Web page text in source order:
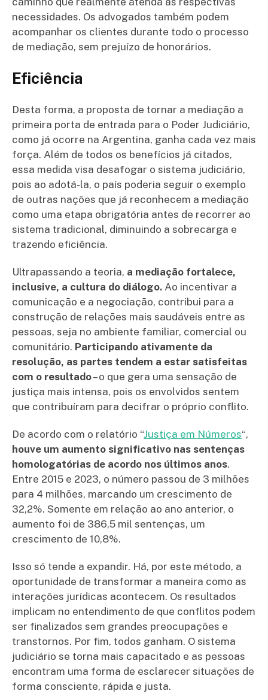
necessidades. Os advogados também podem
acompanhar os clientes durante todo o processo
de mediação, sem prejuízo de honorários.
Eficiência
Desta forma, a proposta de tornar a mediação a
primeira porta de entrada para o Poder Judiciário,
como já ocorre na Argentina, ganha cada vez mais
força. Além de todos os benefícios já citados,
essa medida visa desafogar o sistema judiciário,
pois ao adotá-la, o país poderia seguir o exemplo
de outras nações que já reconhecem a mediação
como uma etapa obrigatória antes de recorrer ao
sistema tradicional, diminuindo a sobrecarga e
trazendo eficiência.
Ultrapassando a teoria, a mediação fortalece,
inclusive, a cultura do diálogo. Ao incentivar a
comunicação e a negociação, contribui para a
construção de relações mais saudáveis entre as
pessoas, seja no ambiente familiar, comercial ou
comunitário. Participando ativamente da
resolução, as partes tendem a estar satisfeitas
com o resultado– o que gera uma sensação de
justiça mais intensa, pois os envolvidos sentem
que contribuíram para decifrar o próprio conflito.
De acordo com o relatório “Justiça em Números“,
houve um aumento significativo nas sentenças
homologatórias de acordo nos últimos anos.
Entre 2015 e 2023, o número passou de 3 milhões
para 4 milhões, marcando um crescimento de
32,2%. Somente em relação ao ano anterior, o
aumento foi de 386,5 mil sentenças, um
crescimento de 10,8%.
Isso só tende a expandir. Há, por este método, a
oportunidade de transformar a maneira como as
interações jurídicas acontecem. Os resultados
implicam no entendimento de que conflitos podem
ser finalizados sem grandes preocupações e
transtornos. Por fim, todos ganham. O sistema
judiciário se torna mais capacitado e as pessoas
encontram uma forma de esclarecer situações de
forma consciente, rápida e justa.